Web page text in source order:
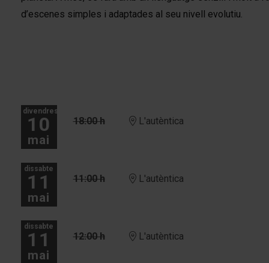
d’escenes simples i adaptades al seu nivell evolutiu.
divendres
10
mai
18:00 h L'autèntica
dissabte
11
mai
11:00 h L'autèntica
dissabte
11
mai
12:00 h L'autèntica